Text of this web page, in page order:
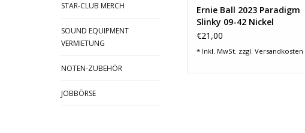
STAR-CLUB MERCH
SOUND EQUIPMENT
VERMIETUNG
NOTEN-ZUBEHÖR
JOBBÖRSE
Ernie Ball 2023 Paradigm
Slinky 09-42 Nickel
Wound
€21,00
* Inkl. MwSt. zzgl. Versandkosten